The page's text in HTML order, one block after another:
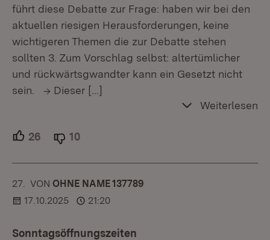
führt diese Debatte zur Frage: haben wir bei den
aktuellen riesigen Herausforderungen, keine
wichtigeren Themen die zur Debatte stehen
sollten 3. Zum Vorschlag selbst: altertümlicher
und rückwärtsgwandter kann ein Gesetzt nicht
sein. -> Dieser […]
Weiterlesen
26 Unterstützer.
10
27. KOMMENTAR
VON :OHNE NAME 137789
17.10.2025
21:20
Sonntagsöffnungszeiten